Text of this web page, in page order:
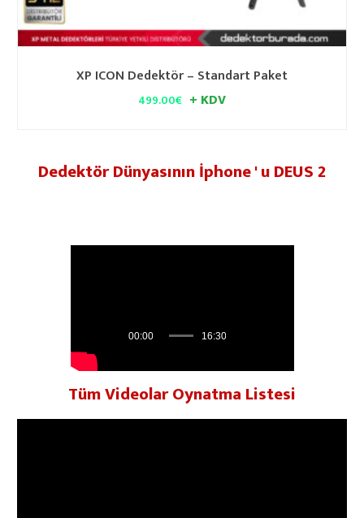
XP ICON Dedektör – Standart Paket
499.00€ + KDV
Dedektör Dünyasının İphone ' u DEUS 2
00:00 16:30
Tüm Videolar Oynatma Listesi